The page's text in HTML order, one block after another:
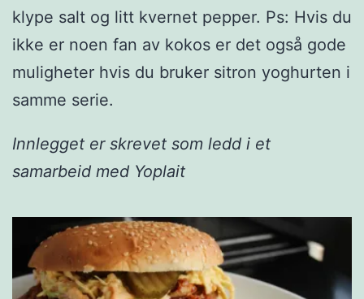
klype salt og litt kvernet pepper. Ps: Hvis du
ikke er noen fan av kokos er det også gode
muligheter hvis du bruker sitron yoghurten i
samme serie.
Innlegget er skrevet som ledd i et
samarbeid med Yoplait